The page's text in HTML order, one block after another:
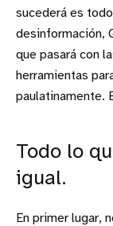
sucederá es
desinformación,
que pasará con
herramientas
paulatinamente.
Todo lo
igual.
En primer lugar,